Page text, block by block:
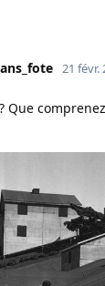
21 févr.
Que